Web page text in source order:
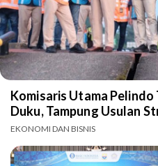
Komisaris Utama Pelindo
Duku, Tampung Usulan
EKONOMI DAN BISNIS